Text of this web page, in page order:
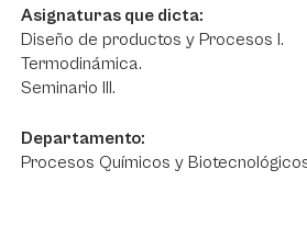
Asignaturas que dicta:
Diseño de productos y Procesos I.
Termodinámica.
Seminario III.
Departamento:
Procesos Químicos y